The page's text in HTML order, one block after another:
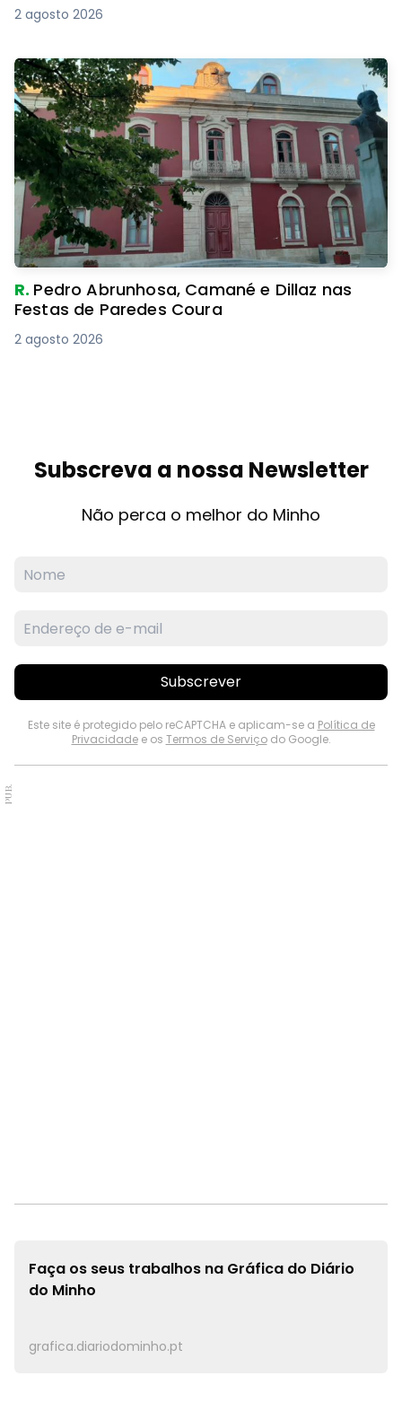
2 agosto 2026
R. Pedro Abrunhosa, Camané e Dillaz nas
Festas de Paredes Coura
2 agosto 2026
Subscreva a nossa Newsletter
Não perca o melhor do Minho
Subscrever
Este site é protegido pelo reCAPTCHA e aplicam-se a Política de
Privacidadee os Termos de Serviçodo Google.
PUB.
Faça os seus trabalhos na Gráfica do Diário
do Minho
grafica.diariodominho.pt